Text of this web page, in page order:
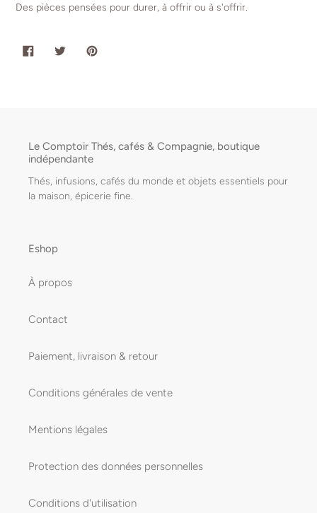
Des pièces pensées pour durer, à offrir ou à s'offrir.
PARTAGERTWEETER
Le Comptoir Thés, cafés & Compagnie, boutique
indépendante
Thés, infusions, cafés du monde et objets essentiels pour
la maison, épicerie fine.
Eshop
À propos
Contact
Paiement, livraison & retour
Conditions générales de vente
Mentions légales
Protection des données personnelles
Conditions d'utilisation